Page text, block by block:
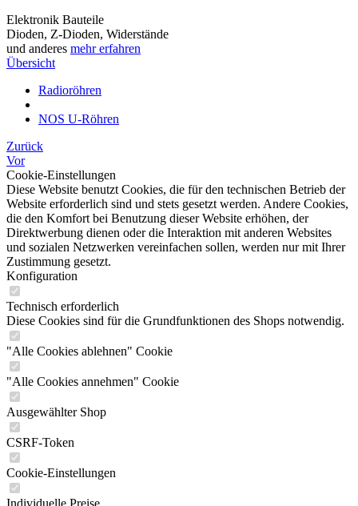
Elektronik Bauteile
Dioden, Z-Dioden, Widerstände
und anderes mehr erfahren
Übersicht
Radioröhren
NOS U-Röhren
Zurück
Vor
Cookie-Einstellungen
Diese Website benutzt Cookies, die für den technischen Betrieb der
Website erforderlich sind und stets gesetzt werden. Andere Cookies,
die den Komfort bei Benutzung dieser Website erhöhen, der
Direktwerbung dienen oder die Interaktion mit anderen Websites
und sozialen Netzwerken vereinfachen sollen, werden nur mit Ihrer
Zustimmung gesetzt.
Konfiguration
Technisch erforderlich
Diese Cookies sind für die Grundfunktionen des Shops notwendig.
"Alle Cookies ablehnen" Cookie
"Alle Cookies annehmen" Cookie
Ausgewählter Shop
CSRF-Token
Cookie-Einstellungen
Individuelle Preise